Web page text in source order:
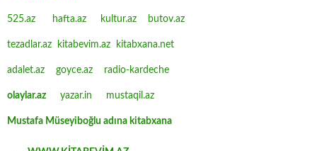
525.az hafta.az kultur.az butov.az
tezadlar.az kitabevim.az kitabxana.net
adalet.az goyce.az radio-kardeche
olaylar.az yazar.in mustaqil.az
Mustafa Müseyiboğlu adına kitabxana